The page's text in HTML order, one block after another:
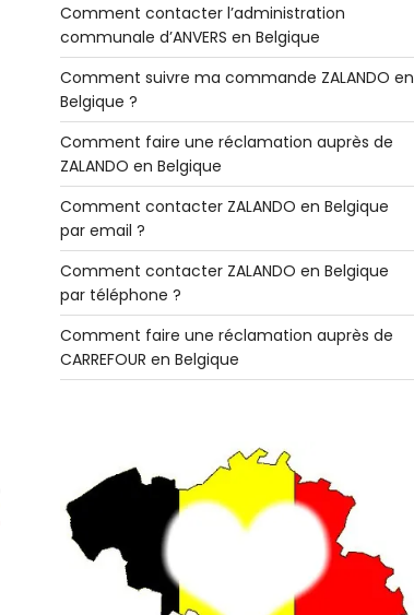
Comment contacter l’administration
communale d’ANVERS en Belgique
Comment suivre ma commande ZALANDO en
Belgique ?
Comment faire une réclamation auprès de
ZALANDO en Belgique
Comment contacter ZALANDO en Belgique
par email ?
Comment contacter ZALANDO en Belgique
par téléphone ?
Comment faire une réclamation auprès de
CARREFOUR en Belgique